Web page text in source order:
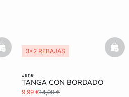
basketfull
jane
TANGA CON BORDADO
9,99 €14,99 €
3x2 REBAJAS